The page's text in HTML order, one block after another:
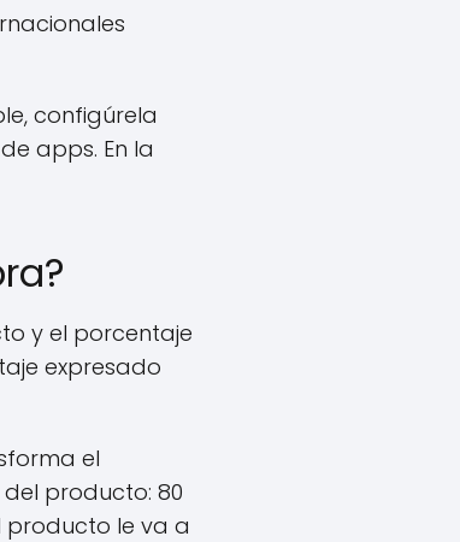
configúrela
apps. En la
y el porcentaje
expresado
el
producto: 80
producto le va a